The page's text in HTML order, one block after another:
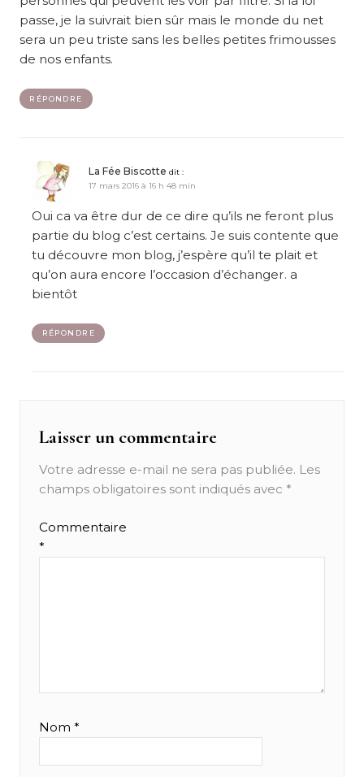
passe, je la suivrait bien sûr mais le monde du net
sera un peu triste sans les belles petites frimousses
de nos enfants.
RÉPONDRE
La Fée Biscotte dit :
17 mars 2016 à 16 h 48 min
Oui ca va être dur de ce dire qu’ils ne feront plus
partie du blog c’est certains. Je suis contente que
tu découvre mon blog, j’espère qu’il te plait et
qu’on aura encore l’occasion d’échanger. a
bientôt
RÉPONDRE
Laisser un commentaire
Votre adresse e-mail ne sera pas publiée. Les
champs obligatoires sont indiqués avec *
Commentaire
*
Nom *